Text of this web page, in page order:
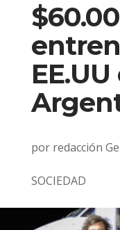
por redacción
SOCIEDAD